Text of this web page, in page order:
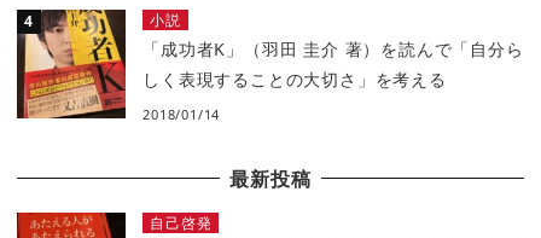
小説
「成功者K」（羽田 圭介 著）を読んで「自分ら
しく表現することの大切さ」を考える
2018/01/14
最新投稿
自己啓発